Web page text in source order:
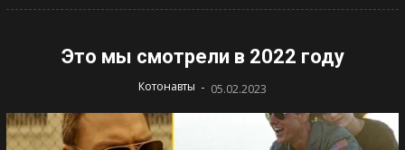
Это мы смотрели в 2022 году
Котонавты - 05.02.2023